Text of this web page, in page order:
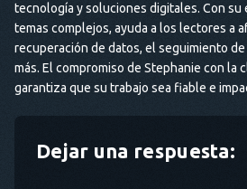
tecnología y soluciones digitales. Con
temas complejos, ayuda a los lectores a
recuperación de datos, el seguimiento
más. El compromiso de Stephanie con la
garantiza que su trabajo sea fiable e
Dejar una respuesta: